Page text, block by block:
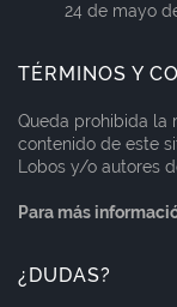
24 de mayo
TÉRMINOS Y
Queda prohibida
contenido de este
Lobos y/o autores
Para más
¿DUDAS?